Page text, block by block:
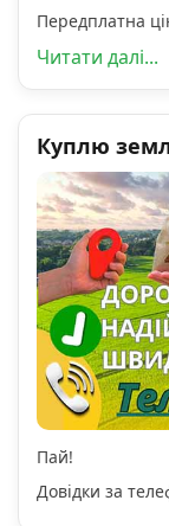
Передплатна
Читати далі...
Куплю
Пай!
Довідки за